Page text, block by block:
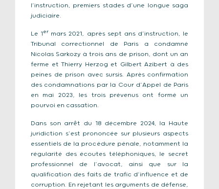
l’instruction, premiers stades d’une longue saga
judiciaire.
Le 1er mars 2021, après sept ans d’instruction, le
Tribunal correctionnel de Paris a condamné
Nicolas Sarkozy à trois ans de prison, dont un an
ferme et Thierry Herzog et Gilbert Azibert à des
peines de prison avec sursis. Après confirmation
des condamnations par la Cour d’Appel de Paris
en mai 2023, les trois prévenus ont formé un
pourvoi en cassation.
Dans son arrêt du 18 décembre 2024, la Haute
juridiction s’est prononcée sur plusieurs aspects
essentiels de la procédure pénale, notamment la
régularité des écoutes téléphoniques, le secret
professionnel de l’avocat, ainsi que sur la
qualification des faits de trafic d’influence et de
corruption. En rejetant les arguments de défense,